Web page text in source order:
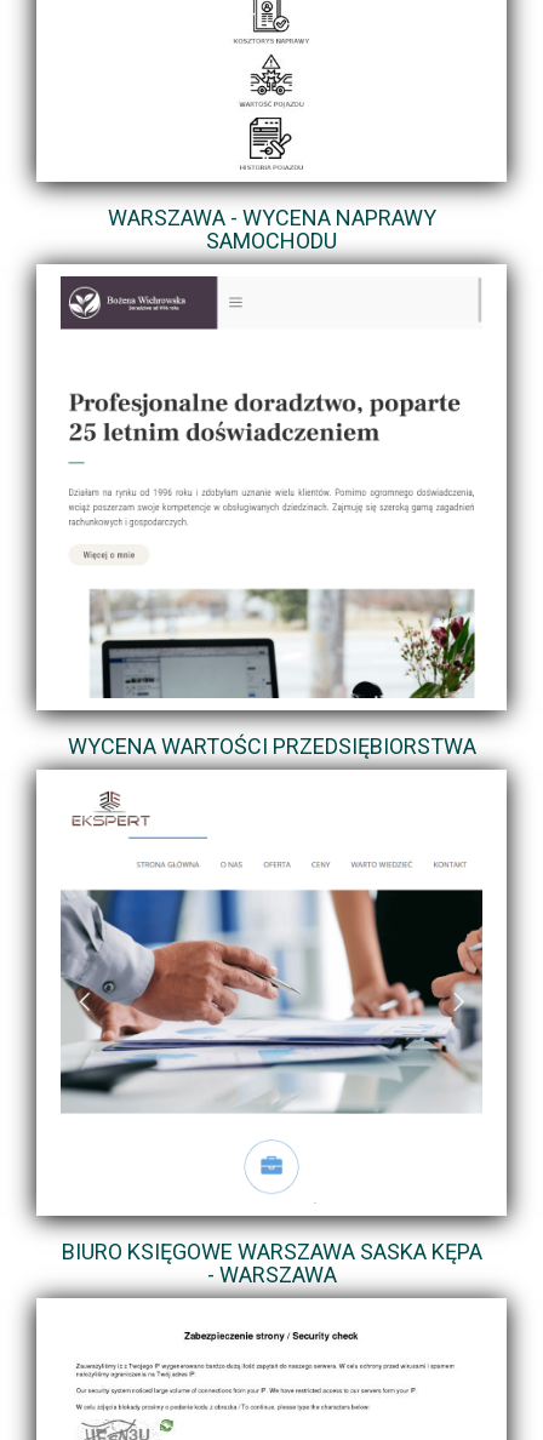
WARSZAWA - WYCENA NAPRAWY
SAMOCHODU
WYCENA WARTOŚCI PRZEDSIĘBIORSTWA
BIURO KSIĘGOWE WARSZAWA SASKA KĘPA
- WARSZAWA